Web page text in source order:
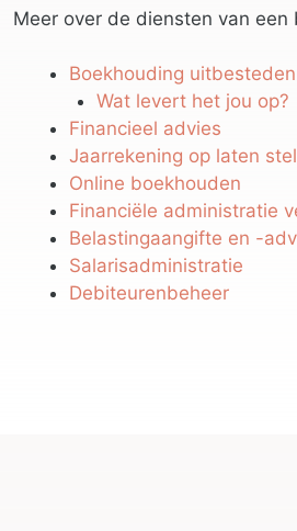
Meer over de diensten van een
Boekhouding uitbesteden
Wat levert het jou op?
Financieel advies
Jaarrekening op laten
Online boekhouden
Financiële administratie
Belastingaangifte en -
Salarisadministratie
Debiteurenbeheer